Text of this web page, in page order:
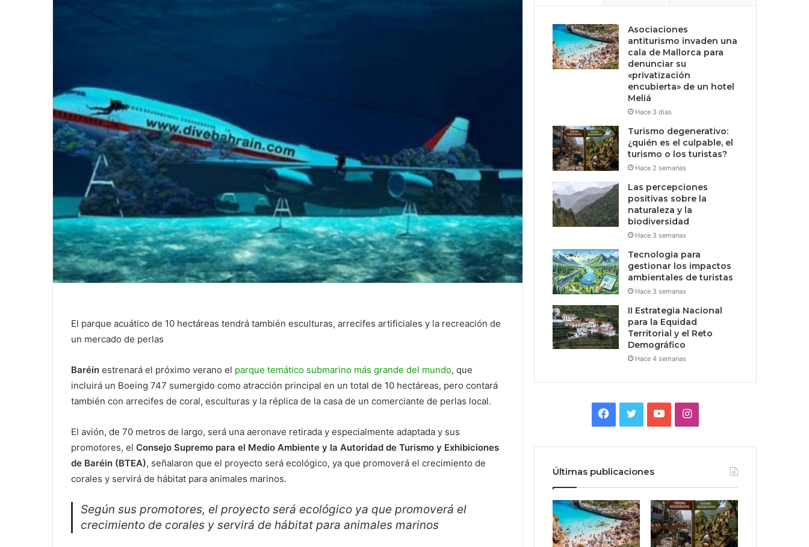
El parque acuático de 10 hectáreas tendrá también esculturas, arrecifes artificiales y la recreación de
un mercado de perlas
Baréin estrenará el próximo verano el parque temático submarino más grande del mundo, que
incluirá un Boeing 747 sumergido como atracción principal en un total de 10 hectáreas, pero contará
también con arrecifes de coral, esculturas y la réplica de la casa de un comerciante de perlas local.
El avión, de 70 metros de largo, será una aeronave retirada y especialmente adaptada y sus
promotores, el Consejo Supremo para el Medio Ambiente y la Autoridad de Turismo y Exhibiciones
de Baréin (BTEA), señalaron que el proyecto será ecológico, ya que promoverá el crecimiento de
corales y servirá de hábitat para animales marinos.
Según sus promotores, el proyecto será ecológico ya que promoverá el
crecimiento de corales y servirá de hábitat para animales marinos
Asociaciones
antiturismo invaden una
cala de Mallorca para
denunciar su
«privatización
encubierta» de un hotel
Meliá
Hace 3 días
Turismo degenerativo:
¿quién es el culpable, el
turismo o los turistas?
Hace 2 semanas
Las percepciones
positivas sobre la
naturaleza y la
biodiversidad
Hace 3 semanas
Tecnologia para
gestionar los impactos
ambientales de turistas
Hace 3 semanas
II Estrategia Nacional
para la Equidad
Territorial y el Reto
Demográfico
Hace 4 semanas
Facebook
TwitterYouTubeInstagram
Últimas publicaciones